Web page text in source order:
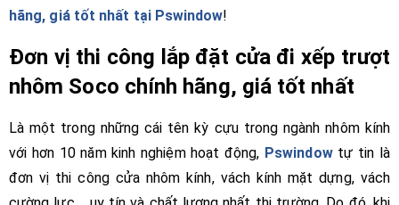
hãng, giá tốt nhất tại Pswindow!
Đơn vị thi công lắp đặt cửa đi xếp trượt
nhôm Soco chính hãng, giá tốt nhất
Là một trong những cái tên kỳ cựu trong ngành nhôm kính
với hơn 10 năm kinh nghiệm hoạt động, Pswindowtự tin là
đơn vị thi công cửa nhôm kính, vách kính mặt dựng, vách